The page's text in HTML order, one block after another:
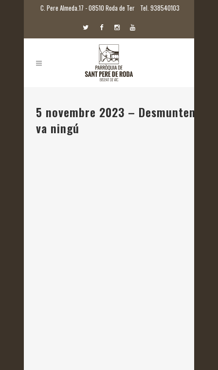
C. Pere Almeda.17 - 08510 Roda de Ter Tel. 938540103
5 novembre 2023 – Desmuntem
va ningú